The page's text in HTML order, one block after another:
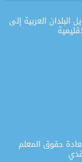
العربية إلى
حقوق المعلم